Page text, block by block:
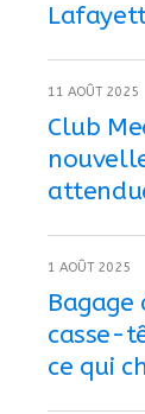
11 AOÛT 2025
Club
1 AOÛT 2025
casse-
ce qui